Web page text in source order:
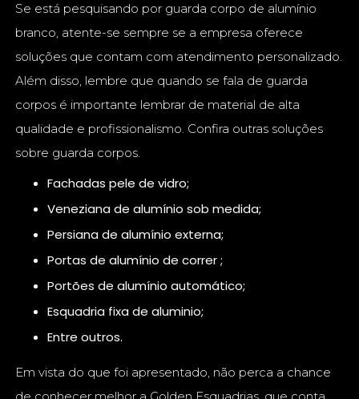
Se está pesquisando por guarda corpo de alumínio
branco, atente-se sempre se a empresa oferece
soluções que contam com atendimento personalizado.
Além disso, lembre que quando se fala de guarda
corpos é importante lembrar de material de alta
qualidade e profissionalismo. Confira outras soluções
sobre guarda corpos.
fachadas pele de vidro;
veneziana de alumínio sob medida;
persiana de alumínio externa;
portas de alumínio de correr ;
portões de alumínio automático;
esquadria fixa de aluminio;
entre outros.
Em vista do que foi apresentado, não perca a chance